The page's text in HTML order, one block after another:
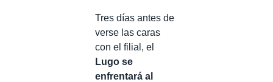
Tres días antes de
verse las caras
con el filial, el
Lugo se
enfrentará al